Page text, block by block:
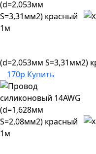
(d=2,053мм S=3,31мм2)
170р Купить